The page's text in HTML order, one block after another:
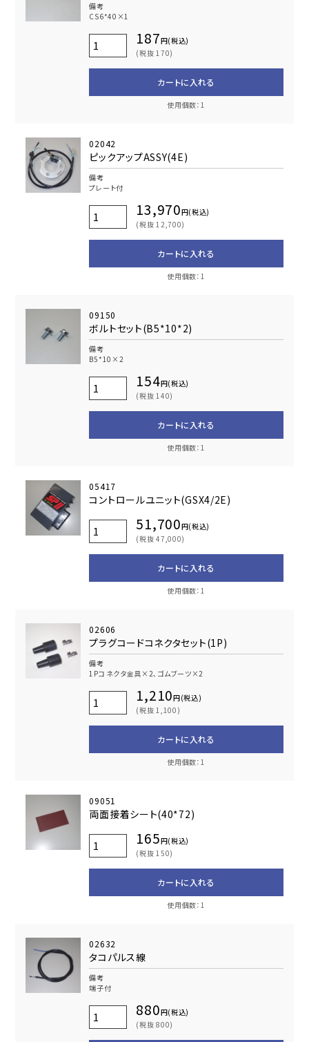
備考
CS6*40×1
187円(税込)
(税抜 170)
カートに入れる
使用個数：1
02042
ピックアップASSY(4E)
備考
プレート付
13,970円(税込)
(税抜 12,700)
カートに入れる
使用個数：1
09150
ボルトセット(B5*10*2)
備考
B5*10×2
154円(税込)
(税抜 140)
カートに入れる
使用個数：1
05417
コントロールユニット(GSX4/2E)
51,700円(税込)
(税抜 47,000)
カートに入れる
使用個数：1
02606
プラグコードコネクタセット(1P)
備考
1Pコネクタ金具×2､ゴムブーツ×2
1,210円(税込)
(税抜 1,100)
カートに入れる
使用個数：1
09051
両面接着シート(40*72)
165円(税込)
(税抜 150)
カートに入れる
使用個数：1
02632
タコパルス線
備考
端子付
880円(税込)
(税抜 800)